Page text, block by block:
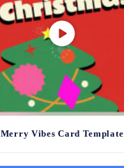
Merry Vibes Card Template